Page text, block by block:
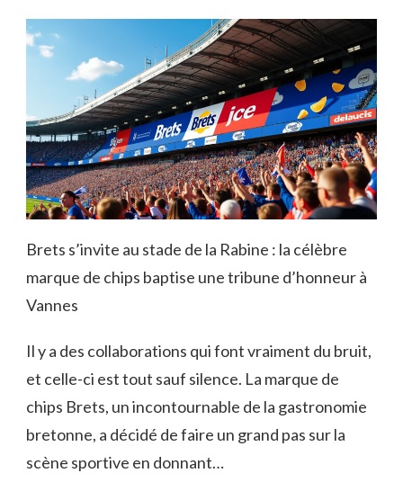
Brets s’invite au stade de la Rabine : la célèbre
marque de chips baptise une tribune d’honneur à
Vannes
Il y a des collaborations qui font vraiment du bruit,
et celle-ci est tout sauf silence. La marque de
chips Brets, un incontournable de la gastronomie
bretonne, a décidé de faire un grand pas sur la
scène sportive en donnant…